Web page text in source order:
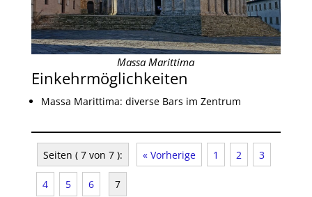
Massa Marittima
Einkehrmöglichkeiten
Massa Marittima: diverse Bars im Zentrum
Seiten ( 7 von 7 ): « Vorherige 1 2 3
4 5 6 7